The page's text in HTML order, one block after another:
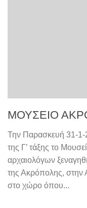
ΜΟΥΣΕΙΟ
Την Παρασκευή 31-1-
της Γ’ τάξης το
αρχαιολόγων
της Ακρόπολης, στην
στο χώρο όπου...